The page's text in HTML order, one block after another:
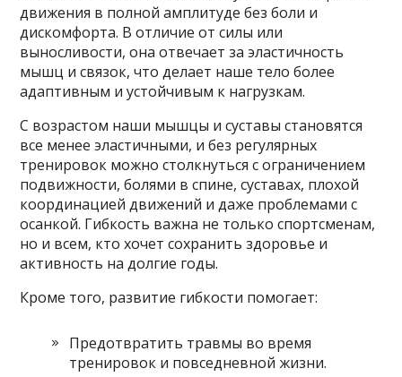
движения в полной амплитуде без боли и
дискомфорта. В отличие от силы или
выносливости, она отвечает за эластичность
мышц и связок, что делает наше тело более
адаптивным и устойчивым к нагрузкам.
С возрастом наши мышцы и суставы становятся
все менее эластичными, и без регулярных
тренировок можно столкнуться с ограничением
подвижности, болями в спине, суставах, плохой
координацией движений и даже проблемами с
осанкой. Гибкость важна не только спортсменам,
но и всем, кто хочет сохранить здоровье и
активность на долгие годы.
Кроме того, развитие гибкости помогает:
Предотвратить травмы во время
тренировок и повседневной жизни.